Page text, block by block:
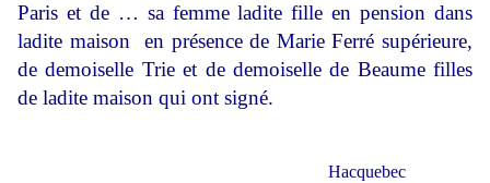
Paris et de … sa femme ladite fille en pension dans
ladite maison
en présence de Marie Ferré supérieure,
de demoiselle Trie et de demoiselle de Beaume filles
de ladite maison qui ont signé.
Hacquebec